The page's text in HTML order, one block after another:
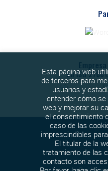
en ISO
Esta página web
de terceros para
usuarios y
entender cómo
web y mejorar su
el consentimiento
caso de las
imprescindibles
El titular de la
tratamiento de las
contacto son